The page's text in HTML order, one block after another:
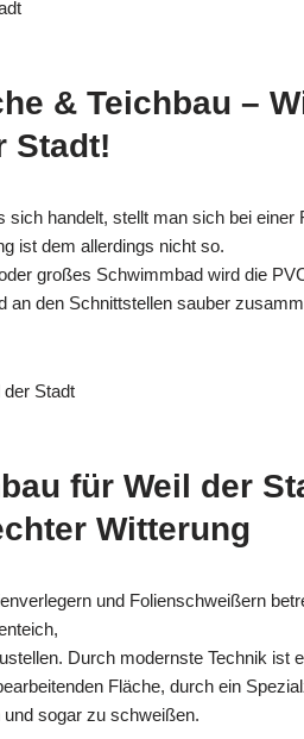
& Teichbau –
Stadt!
sich handelt, stellt man sich bei einer
ist dem allerdings nicht so.
großes Schwimmbad wird die
an den Schnittstellen sauber
für Weil der
Witterung
und Folien­schweißern
Durch modernste Technik ist
Fläche, durch ein
sogar zu schweißen.